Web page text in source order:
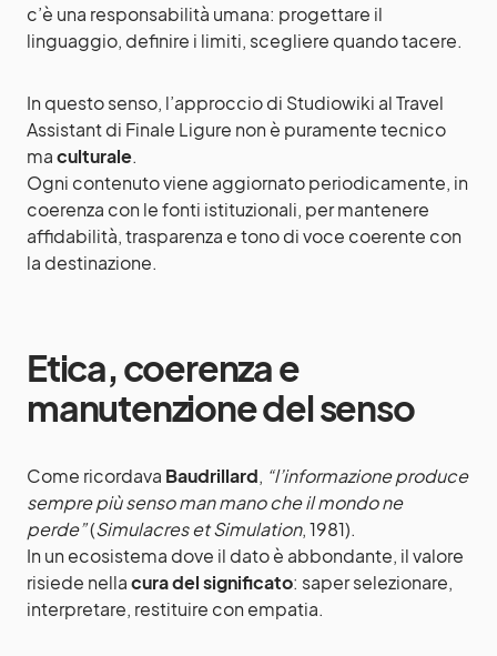
c’è una responsabilità umana: progettare il
linguaggio, definire i limiti, scegliere quando tacere.
In questo senso, l’approccio di Studiowiki al Travel
Assistant di Finale Ligure non è puramente tecnico
maculturale.
Ogni contenuto viene aggiornato periodicamente, in
coerenza con le fonti istituzionali, per mantenere
affidabilità, trasparenza e tono di voce coerente con
la destinazione.
Etica, coerenza e
manutenzione del senso
Come ricordava Baudrillard, “l’informazione produce
sempre più senso man mano che il mondo ne
perde”(Simulacres et Simulation, 1981).
In un ecosistema dove il dato è abbondante, il valore
risiede nellacura del significato: saper selezionare,
interpretare, restituire con empatia.